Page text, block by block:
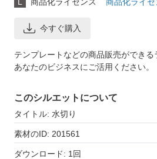
今すぐ購入
テンプレートなどの商品販売ができる
あなたのビジネスにご活用ください。
このシルエットについて
タイトル: 水切り
素材のID: 201561
ダウンロード: 1回